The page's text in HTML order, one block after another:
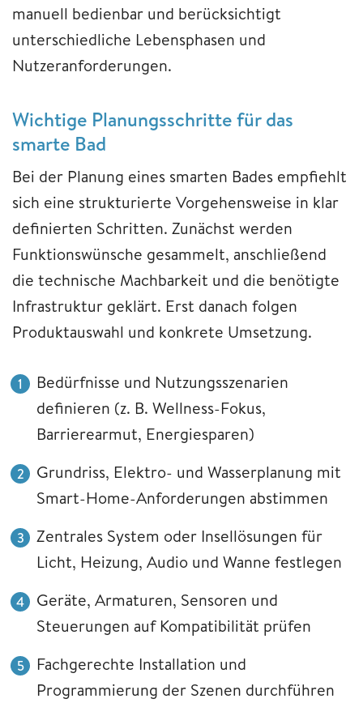
manuell bedienbar und berücksichtigt
unterschiedliche Lebensphasen und
Nutzeranforderungen.
Wichtige Planungsschritte für das
smarte Bad
Bei der Planung eines smarten Bades empfiehlt
sich eine strukturierte Vorgehensweise in klar
definierten Schritten. Zunächst werden
Funktionswünsche gesammelt, anschließend
die technische Machbarkeit und die benötigte
Infrastruktur geklärt. Erst danach folgen
Produktauswahl und konkrete Umsetzung.
Bedürfnisse und Nutzungsszenarien
definieren (z. B. Wellness-Fokus,
Barrierearmut, Energiesparen)
Grundriss, Elektro- und Wasserplanung mit
Smart-Home-Anforderungen abstimmen
Zentrales System oder Insellösungen für
Licht, Heizung, Audio und Wanne festlegen
Geräte, Armaturen, Sensoren und
Steuerungen auf Kompatibilität prüfen
Fachgerechte Installation und
Programmierung der Szenen durchführen